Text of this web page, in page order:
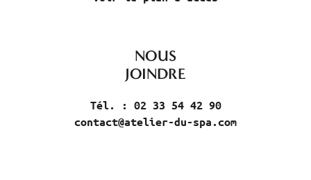
NOUS
JOINDRE
Tél. : 02 33 54 42 90
contact@atelier-du-spa.com